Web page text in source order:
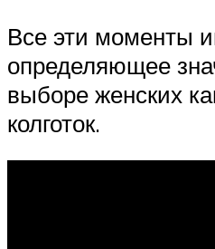
Все эти моменты
определяющее
выборе женских
колготок.